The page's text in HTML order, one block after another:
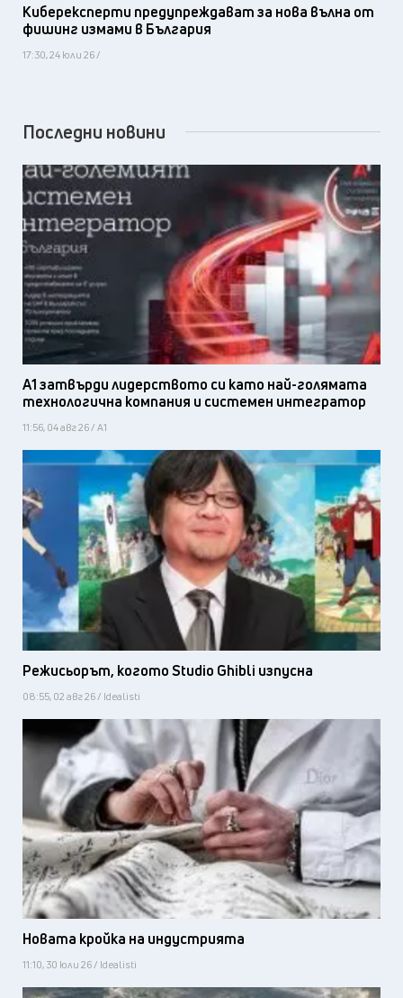
Киберексперти предупреждават за нова вълна от
фишинг измами в България
17:30, 24 юли 26 /
Последни новини
А1 затвърди лидерството си като най-голямата
технологична компания и системен интегратор
11:56, 04 авг 26 / А1
Режисьорът, когото Studio Ghibli изпусна
08:55, 02 авг 26 / Idealisti
Новата кройка на индустрията
11:10, 30 юли 26 / Idealisti